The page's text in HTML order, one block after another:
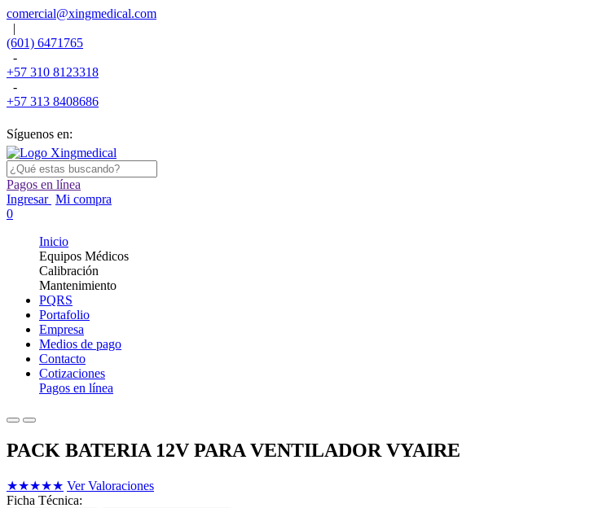
comercial@xingmedical.com
|
(601) 6471765
-
+57 310 8123318
-
+57 313 8408686
Síguenos en:
Pagos en línea
Ingresar Mi compra
0
Inicio
Equipos Médicos
Calibración
Mantenimiento
PQRS
Portafolio
Empresa
Medios de pago
Contacto
Cotizaciones
Pagos en línea
PACK BATERIA 12V PARA VENTILADOR VYAIRE
★★★★★ Ver Valoraciones
Ficha Técnica: